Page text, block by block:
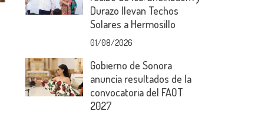
Durazo llevan Techos
Solares a Hermosillo
01/08/2026
Gobierno de Sonora
anuncia resultados de la
convocatoria del FAOT
2027